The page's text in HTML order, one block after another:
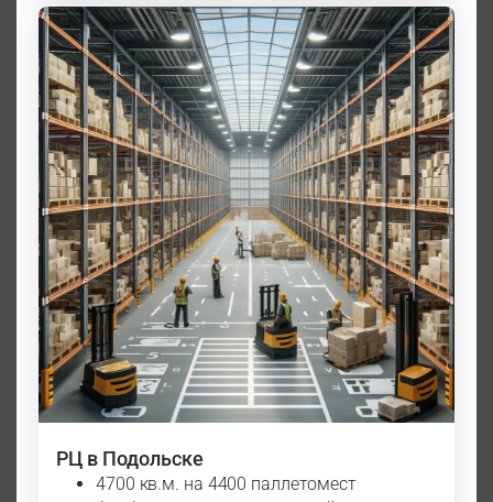
РЦ в Подольске
4700 кв.м. на 4400 паллетомест